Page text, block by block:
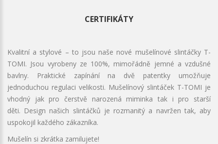
CERTIFIKÁTY
Kvalitní a stylové – to jsou naše nové mušelínové slintáčky T-
TOMI. Jsou vyrobeny ze 100%, mimořádně jemné a vzdušné
bavlny. Praktické zapínání na dvě patentky umožňuje
jednoduchou regulaci velikosti. Mušelínový slintáček T-TOMI je
vhodný jak pro čerstvě narozená miminka tak i pro starší
děti. Design našich slintáčků je rozmanitý a navržen tak, aby
uspokojil každého zákazníka.
Mušelín si zkrátka zamilujete!